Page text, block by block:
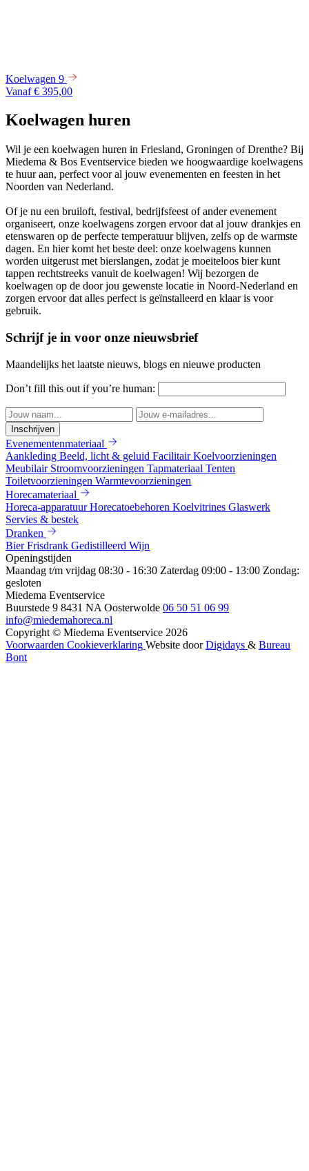
Koelwagen 9
Vanaf € 395,00
Koelwagen huren
Wil je een koelwagen huren in Friesland, Groningen of Drenthe? Bij
Miedema & Bos Eventservice bieden we hoogwaardige koelwagens
te huur aan, perfect voor al jouw evenementen en feesten in het
Noorden van Nederland.
Of je nu een bruiloft, festival, bedrijfsfeest of ander evenement
organiseert, onze koelwagens zorgen ervoor dat al jouw drankjes en
etenswaren op de perfecte temperatuur blijven, zelfs op de warmste
dagen. En hier komt het beste deel: onze koelwagens kunnen
worden uitgerust met bierslangen, zodat je moeiteloos bier kunt
tappen rechtstreeks vanuit de koelwagen! Wij bezorgen de
koelwagen op de door jou gewenste locatie in Noord-Nederland en
zorgen ervoor dat alles perfect is geïnstalleerd en klaar is voor
gebruik.
Schrijf je in voor onze nieuwsbrief
Maandelijks het laatste nieuws, blogs en nieuwe producten
Don’t fill this out if you’re human:
Inschrijven
Evenementenmateriaal
Aankleding Beeld, licht & geluid FacilitairKoelvoorzieningen
Meubilair Stroomvoorzieningen Tapmateriaal Tenten
Toiletvoorzieningen Warmtevoorzieningen
Horecamateriaal
Horeca-apparatuurHorecatoebehoren Koelvitrines Glaswerk
Servies & bestek
Dranken
BierFrisdrank Gedistilleerd Wijn
Openingstijden
Maandag t/m vrijdag 08:30 - 16:30 Zaterdag 09:00 - 13:00 Zondag:
gesloten
Miedema Eventservice
Buurstede 9 8431 NA Oosterwolde 06 50 51 06 99
info@miedemahoreca.nl
Copyright © Miedema Eventservice 2026
Voorwaarden Cookieverklaring Website doorDigidays & Bureau
Bont